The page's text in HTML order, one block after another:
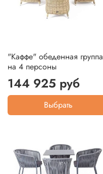
"Каффе" обеденная группа
на 4 персоны
144 925 руб
Выбрать